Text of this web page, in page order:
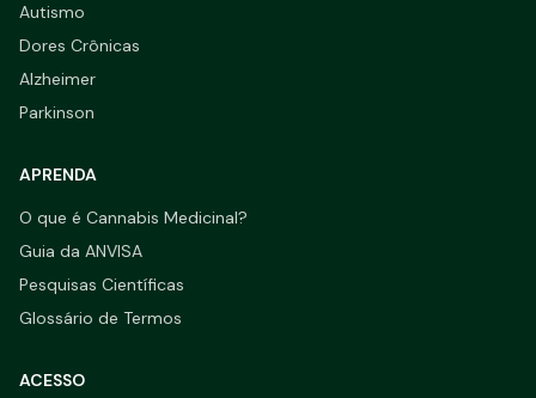
Autismo
Dores Crônicas
Alzheimer
Parkinson
APRENDA
O que é Cannabis Medicinal?
Guia da ANVISA
Pesquisas Científicas
Glossário de Termos
ACESSO